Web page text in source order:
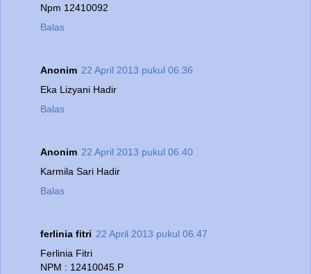
Npm 12410092
Balas
Anonim 22 April 2013 pukul 06.36
Eka Lizyani Hadir
Balas
Anonim 22 April 2013 pukul 06.40
Karmila Sari Hadir
Balas
ferlinia fitri 22 April 2013 pukul 06.47
Ferlinia Fitri
NPM : 12410045.P